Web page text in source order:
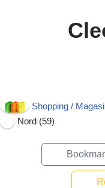
Shopping /
Nord (59)